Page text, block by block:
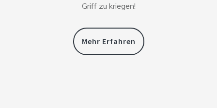
Griff zu kriegen!
Mehr Erfahren